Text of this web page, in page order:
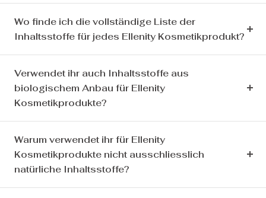
Wo finde ich die vollständige Liste der
Inhaltsstoffe für jedes Ellenity Kosmetikprodukt?
Verwendet ihr auch Inhaltsstoffe aus
biologischem Anbau für Ellenity
Kosmetikprodukte?
Warum verwendet ihr für Ellenity
Kosmetikprodukte nicht ausschliesslich
natürliche Inhaltsstoffe?